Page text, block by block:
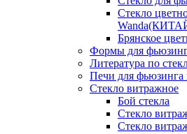
Стекло
Брянское
Формы для
Литература по
Печи для фьюзинга
Стекло витражное
Бой стекла
Стекло
Стекло